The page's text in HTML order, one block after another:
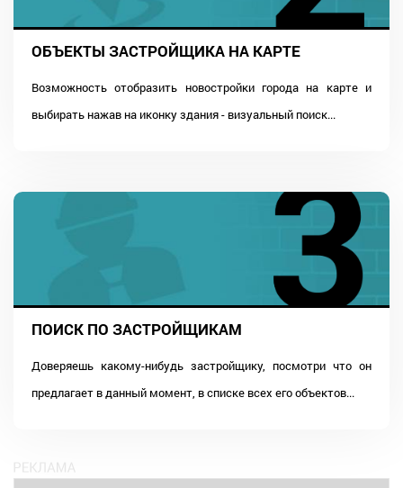
ОБЪЕКТЫ ЗАСТРОЙЩИКА НА КАРТЕ
Возможность отобразить новостройки города на карте и
выбирать нажав на иконку здания - визуальный поиск...
ПОИСК ПО ЗАСТРОЙЩИКАМ
Доверяешь какому-нибудь застройщику, посмотри что он
предлагает в данный момент, в списке всех его объектов...